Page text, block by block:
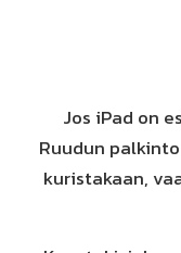
Jos iPad on
Ruudun
kuristakaan,